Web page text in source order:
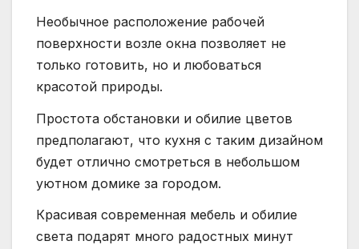
Необычное расположение рабочей
поверхности возле окна позволяет не
только готовить, но и любоваться
красотой природы.
Простота обстановки и обилие цветов
предполагают, что кухня с таким дизайном
будет отлично смотреться в небольшом
уютном домике за городом.
Красивая современная мебель и обилие
света подарят много радостных минут